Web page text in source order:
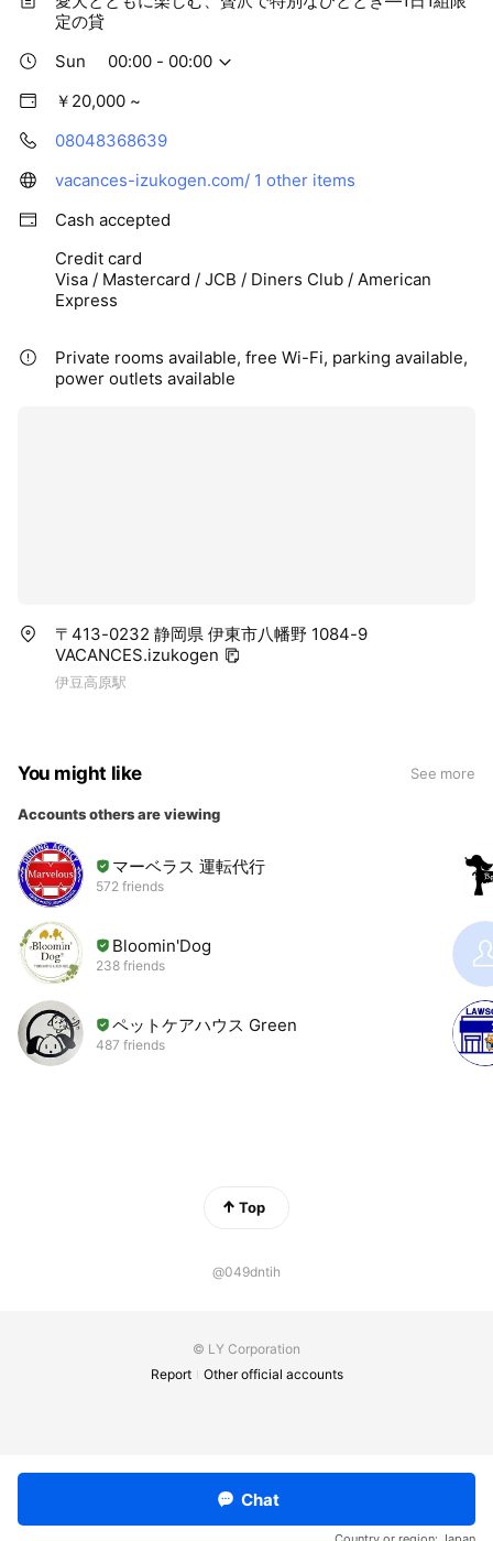
定の貸
Sun
00:00 - 00:00
￥20,000 ~
08048368639
vacances-izukogen.com/ 1 other items
Cash accepted
Credit card
Visa / Mastercard / JCB / Diners Club / American
Express
Private rooms available, free Wi-Fi, parking available,
power outlets available
〒413-0232 静岡県 伊東市八幡野 1084-9
VACANCES.izukogen
伊豆高原駅
You might like See more
Accounts others are viewing
マーベラス 運転代行
572 friends
Bloomin'Dog
238 friends
ペットケアハウス Green
487 friends
Top
@049dntih
© LY Corporation
Report
Other official accounts
Chat